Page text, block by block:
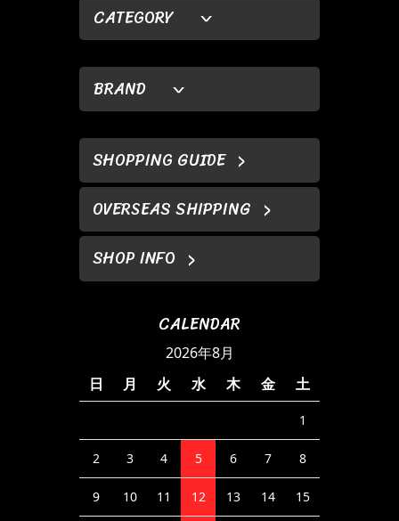
CATEGORY
BRAND
SHOPPING GUIDE
OVERSEAS SHIPPING
SHOP INFO
CALENDAR
2026年8月
日
月 火 水 木 金 土
1
2 3 4 5 6 7 8
9 10 11 12 13 14 15